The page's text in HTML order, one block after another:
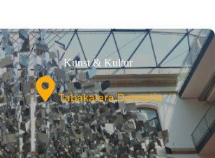
Kunst & Kultur
Tabakalera Donostia